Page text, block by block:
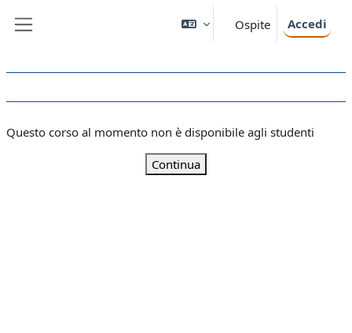
Ospite Accedi
Questo corso al momento non è disponibile agli studenti
Continua